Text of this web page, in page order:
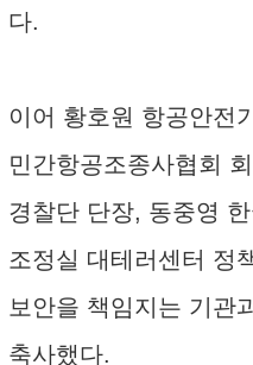
다.
이어 황호원 항공안전
민간항공조종사협회
경찰단 단장, 동중영
조정실 대테러센터 정
보안을 책임지는 기관
축사했다.